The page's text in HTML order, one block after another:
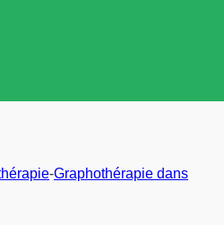
-Graphothérapie dans